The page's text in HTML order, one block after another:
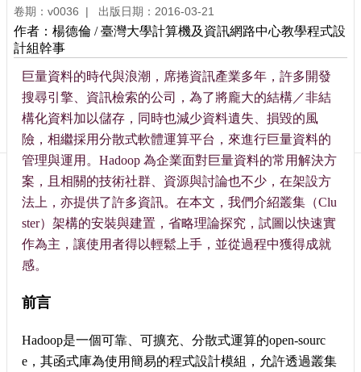
首
頁
計
首
頁
聯
絡
資
訊
訂
閱/
取
消
網
導
最
新
卷期：v0036 出版日期：2016-03-21
作者：楊德倫 / 臺灣大學計算機及資訊網路中心教學程式設
計組幹事
巨量資料的時代與浪潮，席捲資訊產業多年，許多開發
搜尋引擎、資訊檢索的公司，為了將龐大的結構／非結
構化資料加以儲存，同時也減少資料遺失、損毀的風
險，相繼採用分散式軟體運算平台，來進行巨量資料的
管理與運用。Hadoop 為企業面對巨量資料的常用解決方
案，且相關的技術社群、資源與討論也不少，在架設方
法上，亦提供了許多資訊。在本文，我們介紹叢集（Clu
ster）架構的安裝與建置，省略理論探究，試圖以快速實
作為主，讓使用者得以輕鬆上手，並從過程中獲得成就
感。
前言
Hadoop是一個可靠、可擴充、分散式運算的open-sourc
e，其函式庫為使用簡易的程式設計模組，允許透過叢集